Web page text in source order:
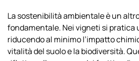
La sostenibilità ambientale è un
fondamentale. Nei vigneti si pratica
riducendo al minimo l’impatto
vitalità del suolo e la biodiversità.